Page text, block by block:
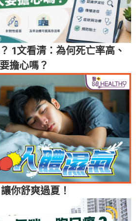
1文看清：為何死亡率高、
擔心嗎？
你舒爽過夏！